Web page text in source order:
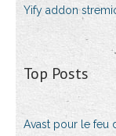
Yify addon
Top Posts
Avast pour le feu